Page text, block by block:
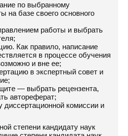
по выбранному
на базе своего основного
работы и выбрать
Как правило, написание
в процессе обучения
и вне ее;
в экспертный совет и
— выбрать рецензента,
автореферат;
диссертационной комиссии и
степени кандидату наук